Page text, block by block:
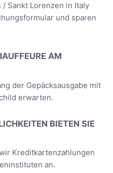
Sankt Lorenzen in Italy
und sparen
AM
der Gepäcksausgabe mit
erwarten.
BIETEN SIE
Kreditkartenzahlungen
an.